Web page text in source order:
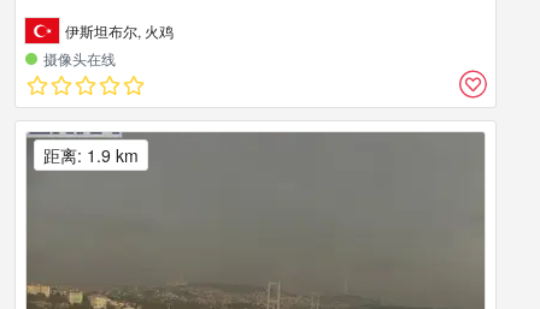
伊斯坦布尔, 火鸡
摄像头在线
距离: 1.9 km